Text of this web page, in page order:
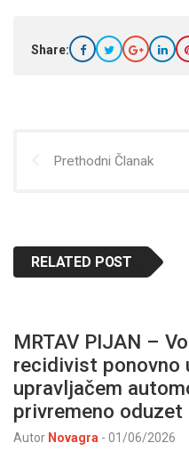
Share:
Prethodni Članak
RELATED POST
MRTAV PIJAN –
recidivist ponovno
upravljačem
privremeno oduzet
Autor Novagra - 01/06/2026